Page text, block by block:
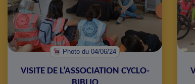
Photodu 04/06/24
VISITE DE L’ASSOCIATION CYCLO-